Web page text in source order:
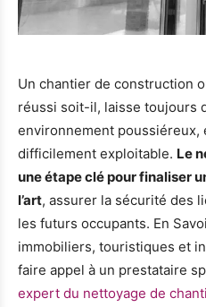
Un chantier de construction
réussi soit-il, laisse toujours
environnement poussiéreux,
difficilement exploitable. Le
une étape clé pour finaliser
l’art, assurer la sécurité des
les futurs occupants. En
immobiliers, touristiques et
faire appel à un prestataire
expert du nettoyage de